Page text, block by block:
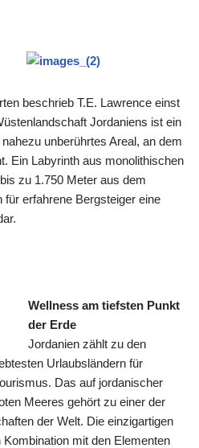
beschrieb T.E. Lawrence einst
Jordaniens ist ein
unberührtes Areal, an dem
Ein Labyrinth aus monolithischen
zu 1.750 Meter aus dem
erfahrene Bergsteiger eine
Wellness am tiefsten Punkt
der Erde
Jordanien zählt zu den
Urlaubsländern für
Das auf jordanischer
Meeres gehört zu einer der
der Welt. Die einzigartigen
mit den Elementen